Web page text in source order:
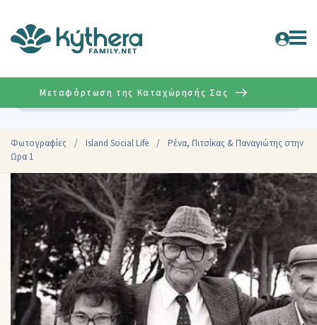
Φωτογραφίες / Island Social Life /
Ρένα, Πιτσίκας & Παναγιώτης στην
Ωρα 1
Μεταφόρτωση της Καταχώρησής Σας